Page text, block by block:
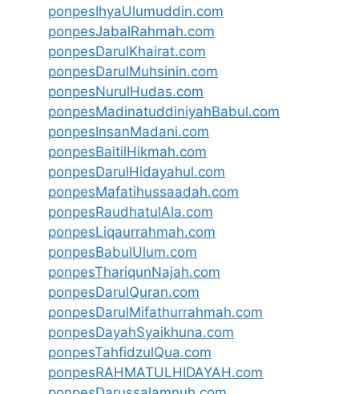
ponpesIhyaUlumuddin.com
ponpesJabalRahmah.com
ponpesDarulKhairat.com
ponpesDarulMuhsinin.com
ponpesNurulHudas.com
ponpesMadinatuddiniyahBabul.com
ponpesInsanMadani.com
ponpesBaitilHikmah.com
ponpesDarulHidayahul.com
ponpesMafatihussaadah.com
ponpesRaudhatulAla.com
ponpesLiqaurrahmah.com
ponpesBabulUlum.com
ponpesThariqunNajah.com
ponpesDarulQuran.com
ponpesDarulMifathurrahmah.com
ponpesDayahSyaikhuna.com
ponpesTahfidzulQua.com
ponpesRAHMATULHIDAYAH.com